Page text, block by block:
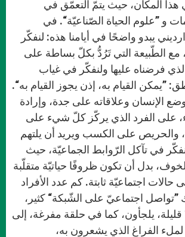
المكان، حيث يتمّ التعمّق في
و ”علوم الحياة الصّناعيّة“. في
يبدو واضحًا في أيامنا هذه: لنفكّر
مع الطّبيعة التي تَرُدُّ بكلّ بساطة على
فرضناه عليها ولنفكّر في غياب
”يمكن القيام به، إذن يجوز القيام به“.
الإنسان وعلاقاته على جدة، وإرادة
الفرد الذي يركّز كلّ شيء على
والحريص على الكسب ويريد أن يلتهم
لنفكّر في تآكل الرّوابط الجماعيّة، حيث
بدل أن تكون ظروفًا حياتيّة متقلّبة
حالات اجتماعيّة ثابتة. كم عدد الأفراد
”تواصل اجتماعيّ على الشّبكة“ كثير،
قليلة، يلجأون، كما في حلقة مفرغة، إلى
لملء الفراغ الذي يشعرون به،